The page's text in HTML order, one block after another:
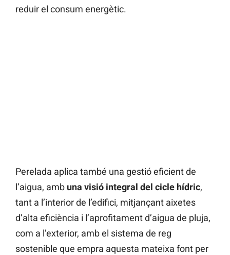
reduir el consum energètic.
Perelada aplica també una gestió eficient de
l’aigua, amb una visió integral del cicle hídric,
tant a l’interior de l’edifici, mitjançant aixetes
d’alta eficiència i l’aprofitament d’aigua de pluja,
com a l’exterior, amb el sistema de reg
sostenible que empra aquesta mateixa font per